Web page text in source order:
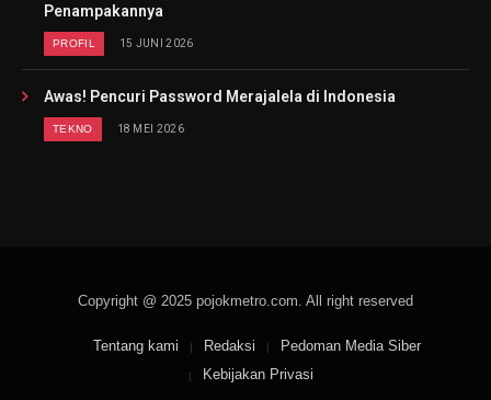
Penampakannya
PROFIL 15 JUNI 2026
Awas! Pencuri Password Merajalela di Indonesia
TEKNO 18 MEI 2026
Copyright @ 2025 pojokmetro.com. All right reserved
Tentang kami Redaksi
Pedoman Media Siber
Kebijakan Privasi